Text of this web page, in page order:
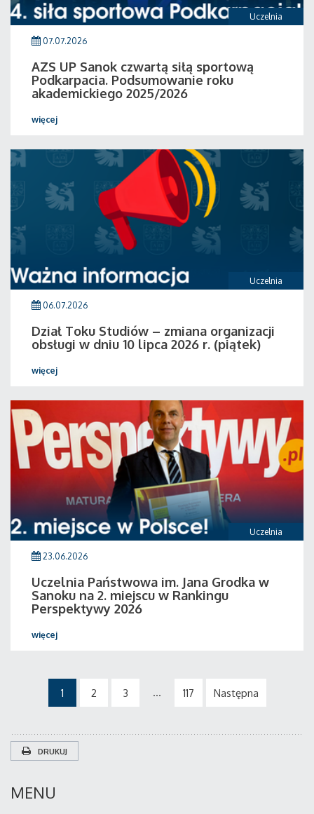
Uczelnia
07.07.2026
AZS UP Sanok czwartą siłą sportową
Podkarpacia. Podsumowanie roku
akademickiego 2025/2026
więcej
Uczelnia
06.07.2026
Dział Toku Studiów – zmiana organizacji
obsługi w dniu 10 lipca 2026 r. (piątek)
więcej
Uczelnia
23.06.2026
Uczelnia Państwowa im. Jana Grodka w
Sanoku na 2. miejscu w Rankingu
Perspektywy 2026
więcej
1 2 3 ... 117 Następna
DRUKUJ
MENU